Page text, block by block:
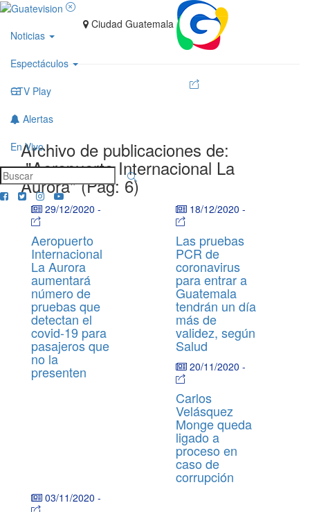
Noticias
Espectáculos
GTV Play
Alertas
En Vivo
Ciudad Guatemala
Archivo de publicaciones de:
"Aeropuerto Internacional La
Aurora" (Pag: 6)
29/12/2020 -
Aeropuerto
Internacional
La Aurora
aumentará
número de
pruebas que
detectan el
covid-19 para
pasajeros que
no la
presenten
18/12/2020 -
Las pruebas
PCR de
coronavirus
para entrar a
Guatemala
tendrán un día
más de
validez, según
Salud
20/11/2020 -
Carlos
Velásquez
Monge queda
ligado a
proceso en
caso de
corrupción
03/11/2020 -